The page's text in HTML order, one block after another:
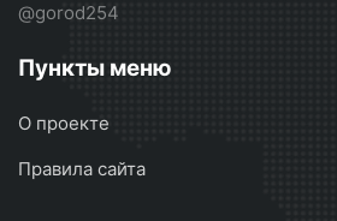
@gorod254
Пункты меню
О проекте
Правила сайта